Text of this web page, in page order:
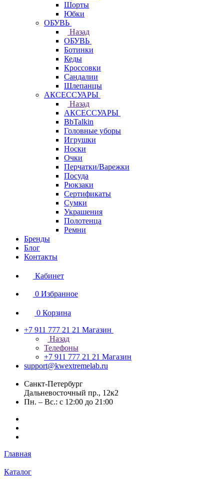
Шорты
Юбки
ОБУВЬ
Назад
ОБУВЬ
Ботинки
Кеды
Кроссовки
Сандалии
Шлепанцы
АКСЕССУАРЫ
Назад
АКСЕССУАРЫ
BbTalkin
Головные уборы
Игрушки
Носки
Очки
Перчатки/Варежки
Посуда
Рюкзаки
Сертификаты
Сумки
Украшения
Полотенца
Ремни
Бренды
Блог
Контакты
Кабинет
0 Избранное
0 Корзина
+7 911 777 21 21 Магазин
Назад
Телефоны
+7 911 777 21 21 Магазин
support@kwextremelab.ru
Санкт-Петербург
Дальневосточный пр., 12к2
Пн. – Вс.: с 12:00 до 21:00
Главная
Каталог